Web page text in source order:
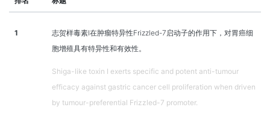
1
志贺样毒素Ⅰ在肿瘤特异性Frizzled-7启动子的作用下，对胃癌细
胞增殖具有特异性和有效性。
Shiga-like toxin I exerts specific and potent anti-tumour
efficacy against gastric cancer cell proliferation when driven
by tumour-preferential Frizzled-7 promoter.